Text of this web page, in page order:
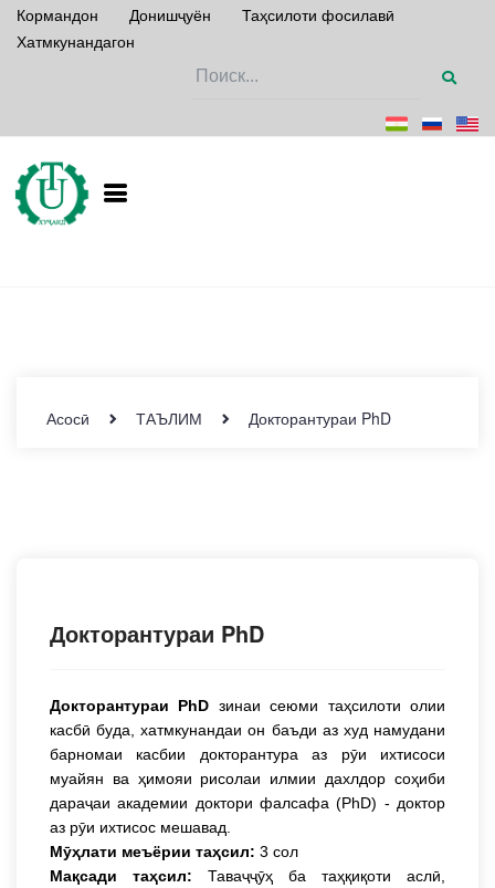
Кормандон Донишҷуён
Таҳсилоти фосилавӣ
Хатмкунандагон
Асосӣ ТАЪЛИМ Докторантураи PhD
Докторантураи PhD
Докторантураи PhD зинаи сеюми таҳсилоти олии
касбӣ буда, хатмкунандаи он баъди аз худ намудани
барномаи касбии докторантура аз рӯи ихтисоси
муайян ва ҳимояи рисолаи илмии дахлдор соҳиби
дараҷаи академии доктори фалсафа (PhD) - доктор
аз рӯи ихтисос мешавад.
Мӯҳлати меъёрии таҳсил: 3 сол
Мақсади таҳсил: Таваҷҷӯҳ ба таҳқиқоти аслӣ,